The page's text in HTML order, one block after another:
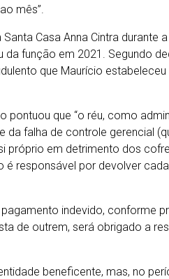
mês”.
Casa Anna Cintra
função em 2021. Segundo
que Maurício
pontuou que “o réu, como
da falha de controle gerencial
em detrimento dos
responsável por devolver
indevido, conforme
de outrem, será obrigado a
beneficente, mas, no